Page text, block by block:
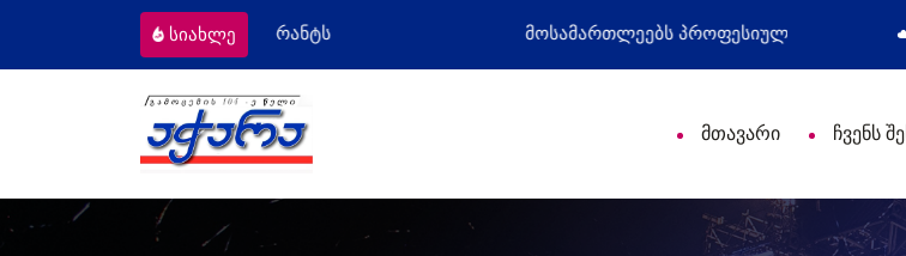
სიახლე მოსამართლეებს პროფესიული დღე მიულოცა
მთავარი ჩვენს